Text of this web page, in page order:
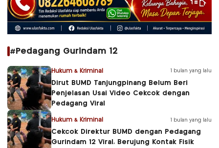
#Pedagang Gurindam 12
Hukum & Kriminal 1 bulan yang lalu
Dirut BUMD Tanjungpinang Belum Beri
Penjelasan Usai Video Cekcok dengan
Pedagang Viral
Hukum & Kriminal 1 bulan yang lalu
Cekcok Direktur BUMD dengan Pedagang
Gurindam 12 Viral, Berujung Kontak Fisik